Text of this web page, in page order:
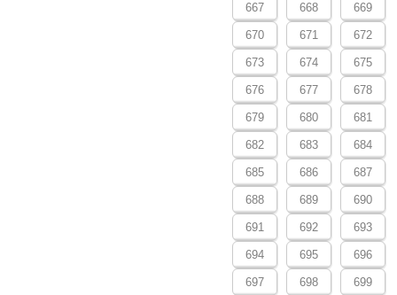
667 668 669
670 671 672
673 674 675
676 677 678
679 680 681
682 683 684
685 686 687
688 689 690
691 692 693
694 695 696
697 698 699